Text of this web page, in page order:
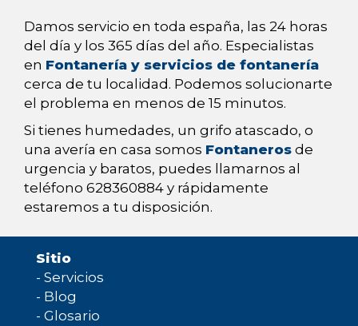
Damos servicio en toda españa, las 24 horas
del día y los 365 días del año. Especialistas
en Fontanería y servicios de fontanería
cerca de tu localidad. Podemos solucionarte
el problema en menos de 15 minutos.
Si tienes humedades, un grifo atascado, o
una avería en casa somos Fontaneros de
urgencia y baratos, puedes llamarnos al
teléfono 628360884 y rápidamente
estaremos a tu disposición.
Sitio
- Servicios
- Blog
- Glosario